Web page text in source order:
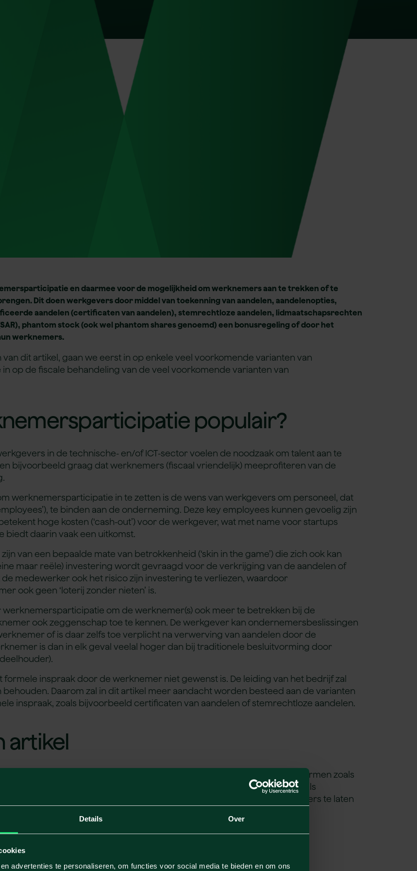
Details Over
advertenties te personaliseren, om functies voor social media te bieden en om ons
en daarmee voor de mogelijkheid om werknemers aan te trekken of te
Dit doen werkgevers door middel van toekenning van aandelen, aandelenopties,
aandelen (certificaten van aandelen), stemrechtloze aandelen, lidmaatschapsrechten
phantom stock (ook wel phantom shares genoemd) een bonusregeling of door het
werknemers.
dit artikel, gaan we eerst in op enkele veel voorkomende varianten van
op de fiscale behandeling van de veel voorkomende varianten van
populair?
in de technische- en/of ICT-sector voelen de noodzaak om talent aan te
bijvoorbeeld graag dat werknemers (fiscaal vriendelijk) meeprofiteren van de
werknemersparticipatie in te zetten is de wens van werkgevers om personeel, dat
te binden aan de onderneming. Deze key employees kunnen gevoelig zijn
hoge kosten (‘cash-out’) voor de werkgever, wat met name voor startups
daarin vaak een uitkomst.
van een bepaalde mate van betrokkenheid (‘skin in the game’) die zich ook kan
maar reële) investering wordt gevraagd voor de verkrijging van de aandelen of
medewerker ook het risico zijn investering te verliezen, waardoor
ook geen ‘loterij zonder nieten’ is.
om de werknemer(s) ook meer te betrekken bij de
ook zeggenschap toe te kennen. De werkgever kan ondernemersbeslissingen
of is daar zelfs toe verplicht na verwerving van aandelen door de
is dan in elk geval veelal hoger dan bij traditionele besluitvorming door
inspraak door de werknemer niet gewenst is. De leiding van het bedrijf zal
Daarom zal in dit artikel meer aandacht worden besteed aan de varianten
inspraak, zoals bijvoorbeeld certificaten van aandelen of stemrechtloze aandelen.
artikel
vorm van een besloten vennootschap (BV). Ook voor andere rechtsvormen zoals
de naamloze vennootschap (NV) en voor samenwerkingsverbanden zoals
(CV) of vennootschap onder firma (VOF) is het mogelijk om werknemers te laten
uitgangspunt.
meestal